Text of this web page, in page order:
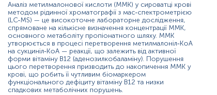
дефіциту B12, оцінки ефективності терапії, а також для
виявлення рідкісних генетичних порушень, таких як
метилмалонова ацидемія.
Таким чином, аналіз ММК методом LC‑MS є
високоспеціалізованим, інформативним та клінічно
значущим дослідженням, яке дозволяє виявляти
порушення метаболізму на ранніх етапах,
забезпечуючи точну діагностику та своєчасне
лікування.
Аналіз метилмалонової кислоти (ММК) у сироватці крові
методом рідинної хроматографії з мас‑спектрометрією
(LC‑MS) — це високоточне лабораторне дослідження,
спрямоване на кількісне визначення концентрації ММК,
основного метаболіту пропіонатного шляху. ММК
утворюється в процесі перетворення метилмалоніл‑КоА
на сукциніл‑КоА — реакції, що залежить від активної
форми вітаміну B12 (аденозилкобаламіну). Порушення
цього перетворення призводить до накопичення ММК у
крові, що робить її чутливим біомаркером
функціонального дефіциту вітаміну B12 та низки
спадкових метаболічних порушень.